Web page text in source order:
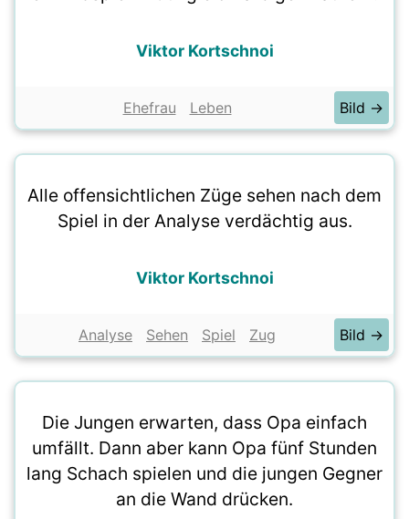
Viktor Kortschnoi
Ehefrau Leben Bild →
Alle offensichtlichen Züge sehen nach dem
Spiel in der Analyse verdächtig aus.
Viktor Kortschnoi
Analyse Sehen Spiel Zug Bild →
Die Jungen erwarten, dass Opa einfach
umfällt. Dann aber kann Opa fünf Stunden
lang Schach spielen und die jungen Gegner
an die Wand drücken.